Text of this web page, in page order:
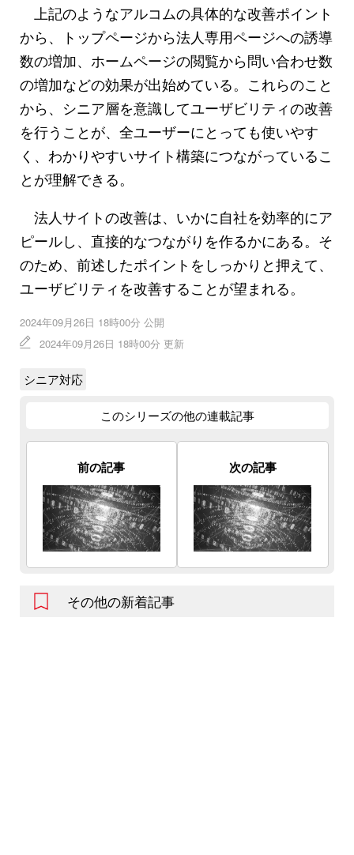
上記のようなアルコムの具体的な改善ポイント
から、トップページから法人専用ページへの誘導
数の増加、ホームページの閲覧から問い合わせ数
の増加などの効果が出始めている。これらのこと
から、シニア層を意識してユーザビリティの改善
を行うことが、全ユーザーにとっても使いやす
く、わかりやすいサイト構築につながっているこ
とが理解できる。
法人サイトの改善は、いかに自社を効率的にア
ピールし、直接的なつながりを作るかにある。そ
のため、前述したポイントをしっかりと押えて、
ユーザビリティを改善することが望まれる。
2024年09月26日 18時00分 公開
2024年09月26日 18時00分 更新
シニア対応
このシリーズの他の連載記事
前の記事 次の記事
その他の新着記事